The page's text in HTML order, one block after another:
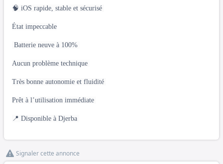
🧠 iOS rapide, stable et sécurisé
État impeccable
Batterie neuve à 100%
Aucun problème technique
Très bonne autonomie et fluidité
Prêt à l’utilisation immédiate
📍 Disponible à Djerba
Signaler cette annonce